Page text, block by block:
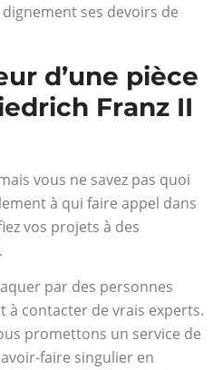
ses devoirs de
d’une pièce
Franz II
vous ne savez pas quoi
à qui faire appel dans
vos projets à des
par des personnes
à contacter de vrais experts.
promettons un service de
faire singulier en